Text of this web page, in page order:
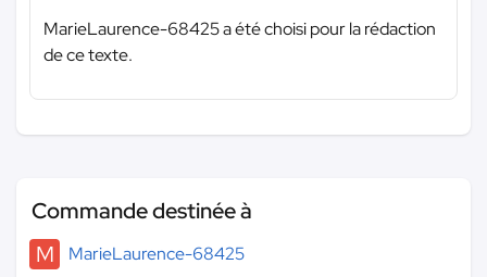
MarieLaurence-68425 a été choisi pour la rédaction
de ce texte.
Commande destinée à
M
MarieLaurence-68425